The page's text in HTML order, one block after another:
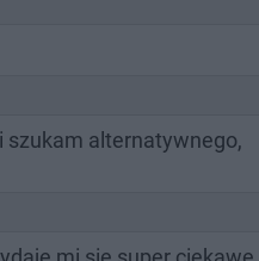
szukam alternatywnego,